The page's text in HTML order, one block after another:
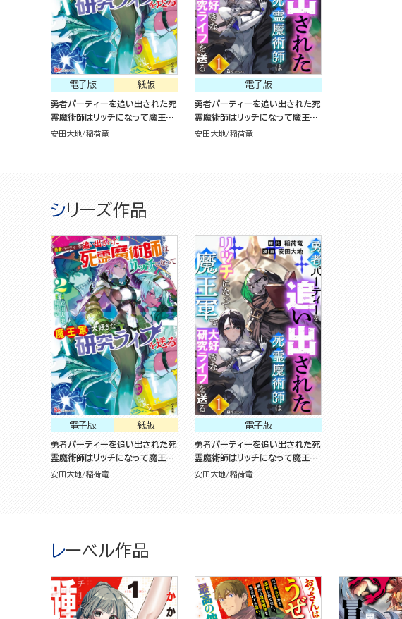
紙版
電子版
勇者パーティーを追い出された死
霊魔術師はリッチになって魔王軍
で大好きな研究ライフを送る（2）
安田大地 稲荷竜
電子版
勇者パーティーを追い出された死
霊魔術師はリッチになって魔王軍
で大好きな研究ライフを送る （分
安田大地 稲荷竜
シリーズ作品
紙版
電子版
勇者パーティーを追い出された死
霊魔術師はリッチになって魔王軍
で大好きな研究ライフを送る（2）
安田大地 稲荷竜
電子版
勇者パーティーを追い出された死
霊魔術師はリッチになって魔王軍
で大好きな研究ライフを送る （分
安田大地 稲荷竜
レーベル作品